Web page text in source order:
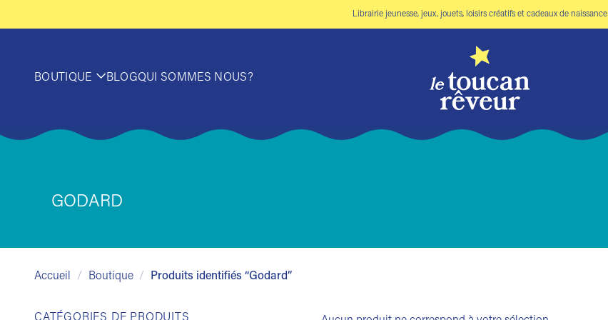
Librairie jeunesse, jeux, jouets, loisirs créatifs et cadeaux de naissance
BOUTIQUE BLOGQUI SOMMES NOUS?
GODARD
Accueil / Boutique / Produits identifiés “Godard”